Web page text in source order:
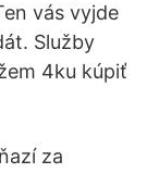
vás vyjde
Služby
4ku kúpiť
za